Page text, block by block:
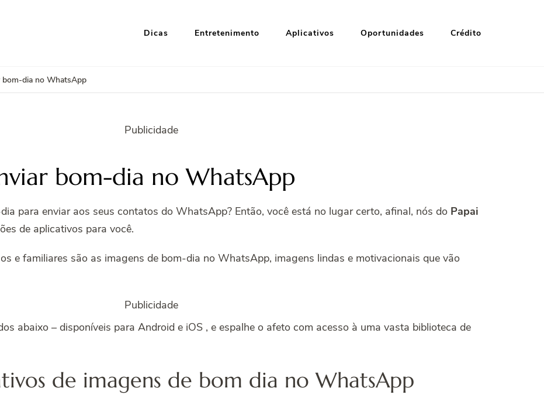
Dicas Entretenimento Aplicativos Oportunidades Crédito
bom-dia no WhatsApp
Publicidade
bom-dia no WhatsApp
para enviar aos seus contatos do WhatsApp? Então, você está no lugar certo, afinal, nós do Papai
de aplicativos para você.
e familiares são as imagens de bom-dia no WhatsApp, imagens lindas e motivacionais que vão
Publicidade
abaixo – disponíveis para Android e iOS , e espalhe o afeto com acesso à uma vasta biblioteca de
de imagens de bom dia no WhatsApp